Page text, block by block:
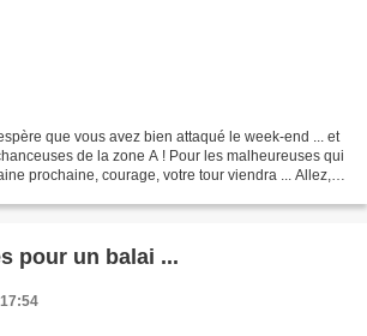
que vous avez bien attaqué le week-end ... et
de la zone A ! Pour les malheureuses qui
prochaine, courage, votre tour viendra ... Allez,
pour un balai ...